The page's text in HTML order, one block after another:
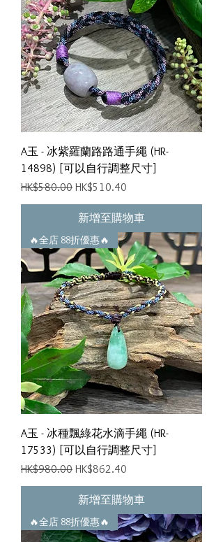
A玉 - 冰紫羅蘭路路通手繩 (HR-
14898) [可以自行調整尺寸]
一般價格
HK$580.00 促銷價格
HK$510.40
新增至購物車
🔥全店 88折優惠🔥
A玉 - 冰種飄綠花水滴手繩 (HR-
17533) [可以自行調整尺寸]
一般價格
HK$980.00 促銷價格
HK$862.40
新增至購物車
🔥全店 88折優惠🔥